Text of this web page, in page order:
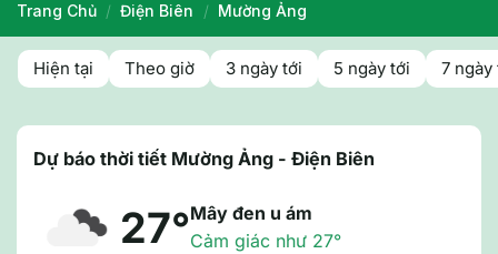
Trang Chủ / Điện Biên / Mường Ảng
Hiện tại Theo giờ 3 ngày tới 5 ngày tới 7 ngày
Dự báo thời tiết Mường Ảng - Điện Biên
27°Mây đen u ám
Cảm giác như 27°